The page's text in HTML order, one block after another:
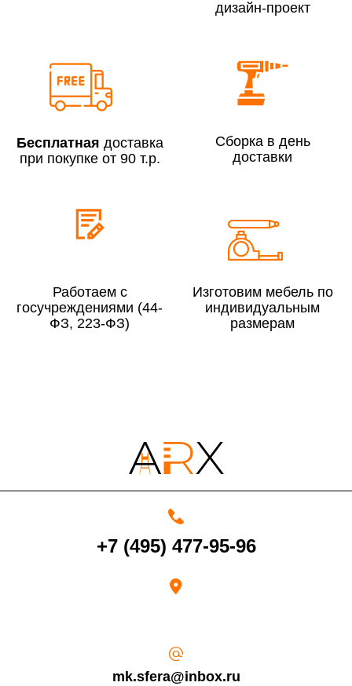
Сборка по Москве в будние дни при заказе:
До 300 000 руб.
7% (но не менее 2 500 руб.)
До 300 000 руб.
Свыше 300 000 руб.
Сборка в выходные дни и вечернее время:
4000 руб. в рабочее время
Срок возврата товара надлежащего качества составляет 30 дней с
момента получения товара.
счет в течение 5-30 рабочих дней (срок зависит от банка, который
дизайн-проект
Бесплатная доставка
при покупке от 90 т.р.
Сборка в день
доставки
Работаем с
госучреждениями (44-
ФЗ, 223-ФЗ)
Изготовим мебель по
индивидуальным
размерам
+7 (495) 477-95-96
mk.sfera@inbox.ru